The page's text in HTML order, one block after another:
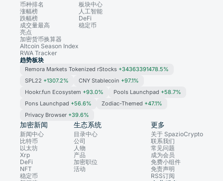
币种排名
涨幅榜
跌幅榜
成交量最高
亮点
加密货币换算器
Altcoin Season Index
RWA Tracker
板块中心
人工智能
DeFi
稳定币
趋势板块
Remora Markets Tokenized rStocks +34363391478.5%
SPL22 +1307.2% CNY Stablecoin +97.1%
Hookr.fun Ecosystem +93.0% Pools Launchpad +58.7%
Pons Launchpad +56.6% Zodiac-Themed +47.1%
Privacy Browser +39.6%
加密新闻
新闻中心
比特币
以太坊
Xrp
DeFi
NFT
稳定币
生态系统
目录中心
公司
人物
产品
加密职位
活动
更多
关于 SpazioCrypto
联系我们
常见问题
成为会员
免费小组件
免责声明
RSS订阅